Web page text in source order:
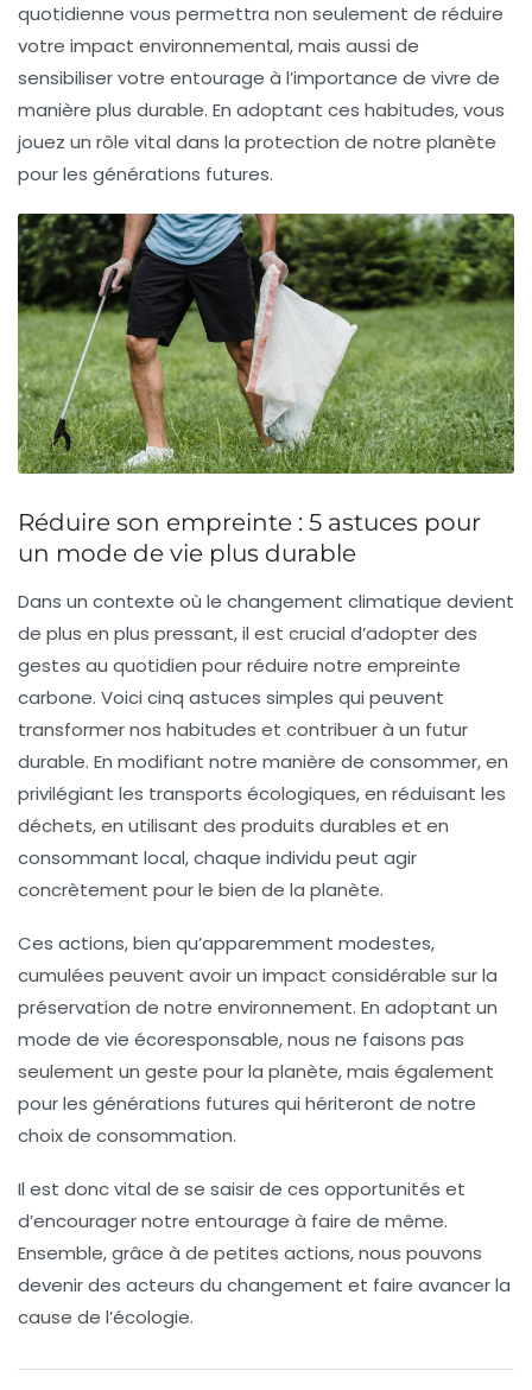
quotidienne vous permettra non seulement de réduire
votre impact environnemental, mais aussi de
sensibiliser votre entourage à l’importance de vivre de
manière plus durable. En adoptant ces habitudes, vous
jouez un rôle vital dans la protection de notre planète
pour les générations futures.
Réduire son empreinte : 5 astuces pour
un mode de vie plus durable
Dans un contexte où le changement climatique devient
de plus en plus pressant, il est crucial d’adopter des
gestes au quotidien pourréduire notre empreinte
carbone. Voici cinq astuces simples qui peuvent
transformer nos habitudes et contribuer à un futur
durable. En modifiant notre manière de consommer, en
privilégiant les transports écologiques, en réduisant les
déchets, en utilisant des produits durables et en
consommant local, chaque individu peut agir
concrètement pour le bien de la planète.
Ces actions, bien qu’apparemment modestes,
cumulées peuvent avoir un impact considérable sur la
préservation de notre environnement. En adoptant un
mode de vie écoresponsable, nous ne faisons pas
seulement un geste pour la planète, mais également
pour les générations futures qui hériteront de notre
choix de consommation.
Il est donc vital de se saisir de ces opportunités et
d’encourager notre entourage à faire de même.
Ensemble, grâce à de petites actions, nous pouvons
devenir des acteurs du changement et faire avancer la
cause de l’écologie.